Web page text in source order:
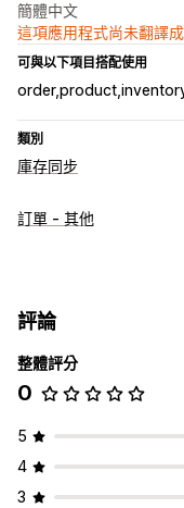
簡體中文
這項應用程式尚未翻譯
可與以下項目搭配使用
類別
庫存同步
訂單 - 其他
評論
整體評分
0
5
4
3